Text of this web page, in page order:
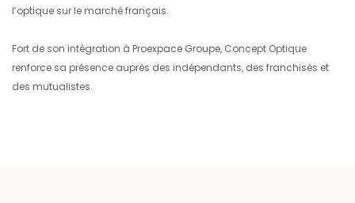
l’optique sur le marché français.
Fort de son intégration à Proexpace Groupe, Concept Optique
renforce sa présence auprès des indépendants, des franchisés et
des mutualistes.